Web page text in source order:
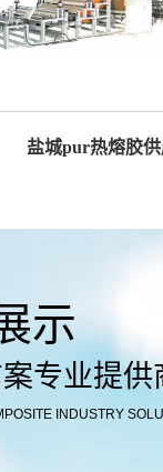
pur热熔胶供应
示
专业提供
INDUSTRY